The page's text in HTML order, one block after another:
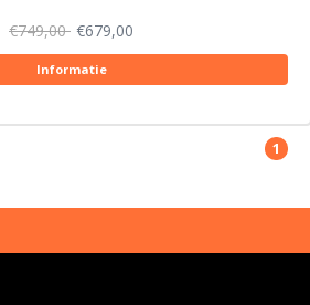
€749,00 €679,00
Informatie
1